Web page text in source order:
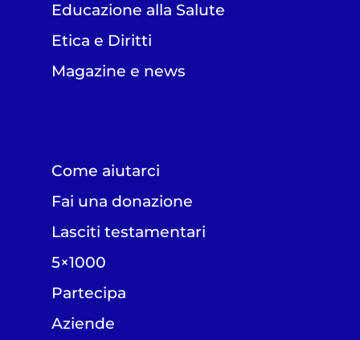
Educazione alla Salute
Etica e Diritti
Magazine e news
Come aiutarci
Fai una donazione
Lasciti testamentari
5×1000
Partecipa
Aziende